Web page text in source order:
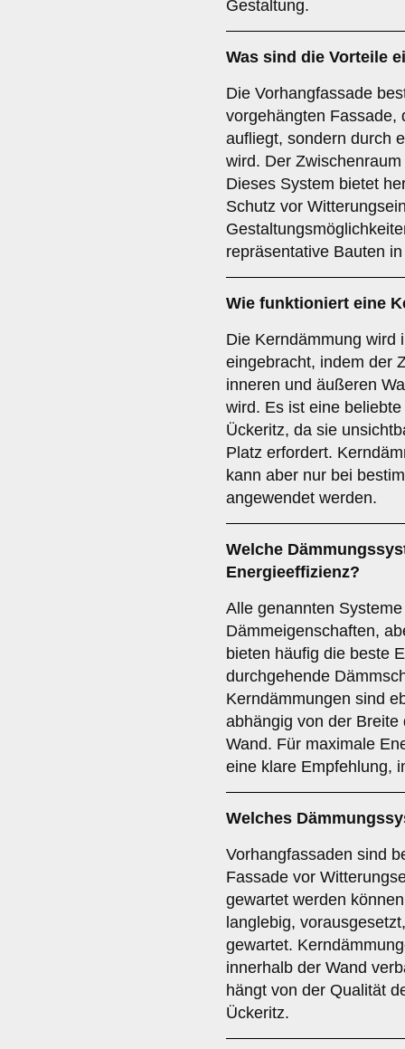
Gestaltung.
Was sind die Vorteile
Die Vorhangfassade
vorgehängten Fassade,
aufliegt, sondern durch
wird. Der
Dieses System bietet
Schutz vor
repräsentative Bauten
Wie funktioniert eine
Die Kerndämmung wird
eingebracht, indem der
inneren und äußeren
wird. Es ist eine
Ückeritz, da sie
Platz erfordert.
kann aber nur bei
angewendet werden.
Welche
Energieeffizienz?
Alle genannten
Dämmeigenschaften,
bieten häufig die beste
durchgehende
Kerndämmungen sind
abhängig von der
Wand. Für maximale
eine klare Empfehlung,
Welches
Vorhangfassaden sind
Fassade vor
gewartet werden
langlebig,
gewartet.
innerhalb der Wand
hängt von der Qualität
Ückeritz.